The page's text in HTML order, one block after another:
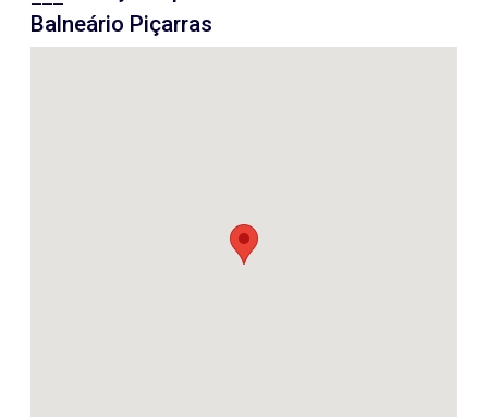
Balneário Piçarras